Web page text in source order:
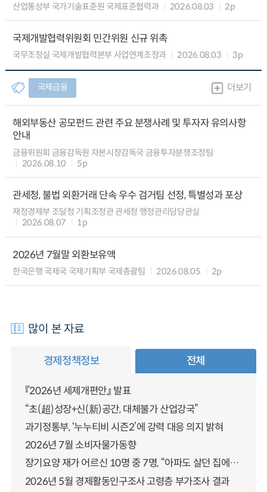
산업통상부 국가기술표준원 국제표준협력과 2026.08.03 2p
국제개발협력위원회 민간위원 신규 위촉
국무조정실 국제개발협력본부 사업연계조정과 2026.08.03 3p
국제금융 더보기
해외부동산 공모펀드 관련 주요 분쟁사례 및 투자자 유의사항
안내
금융위원회 금융감독원 자본시장감독국 금융투자분쟁조정팀
2026.08.10
5p
관세청, 불법 외환거래 단속 우수 검거팀 선정, 특별성과 포상
재정경제부 조달청 기획조정관 관세청 행정관리담당관실
2026.08.07
1p
2026년 7월말 외환보유액
한국은행 국제국 국제기획부 국제총괄팀 2026.08.05 2p
많이 본 자료
경제정책정보 전체
『2026년 세제개편안』 발표
“초(超)성장+신(新)공간, 대체불가 산업강국”
과기정통부, ‘누누티비 시즌2’에 강력 대응 의지 밝혀
2026년 7월 소비자물가동향
장기요양 재가 어르신 10명 중 7명, “아파도 살던 집에서 살겠다” 「2025년 장기요양실태조사」 결과 발표
2026년 5월 경제활동인구조사 고령층 부가조사 결과